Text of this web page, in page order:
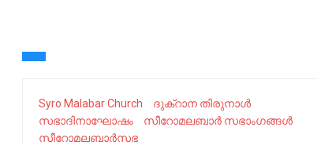
Syro Malabar Church
ദുക്റാന തിരുനാൾ
സഭാദിനാഘോഷം
സീറോമലബാർ സഭാംഗങ്ങൾ
സീറോമലബാർസഭ